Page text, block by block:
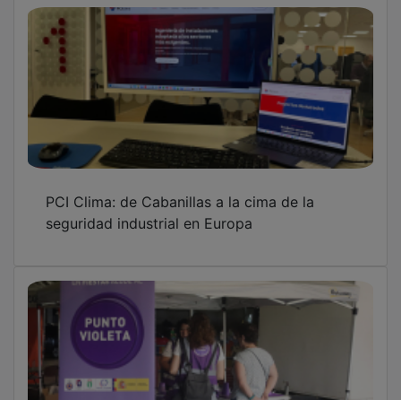
seguridad industrial en Europa